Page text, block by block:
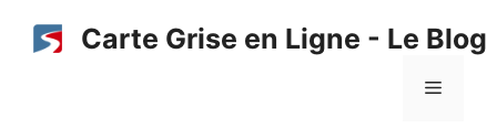
Carte Grise en Ligne - Le Blog
Menu